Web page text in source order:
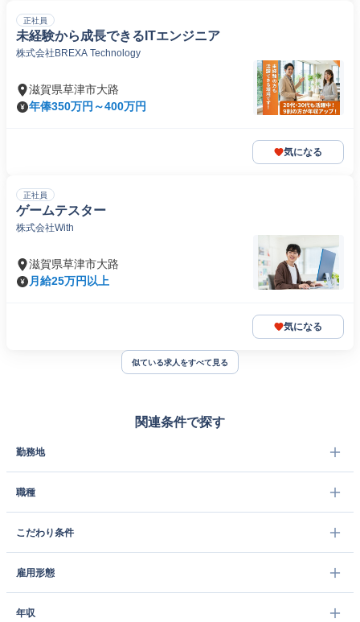
正社員
未経験から成長できるITエンジニア
株式会社BREXA Technology
滋賀県草津市大路
年俸350万円～400万円
気になる
正社員
ゲームテスター
株式会社With
滋賀県草津市大路
月給25万円以上
気になる
似ている求人をすべて見る
関連条件で探す
勤務地
職種
こだわり条件
雇用形態
年収